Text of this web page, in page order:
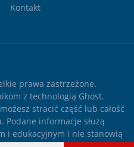
Kontakt
prawa zastrzeżone.
z technologią Ghost.
stracić część lub całość
Podane informacje służą
i edukacyjnym i nie stanowią